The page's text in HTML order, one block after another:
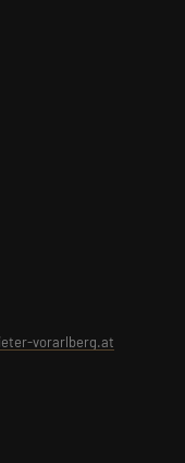
vorarlberg.at